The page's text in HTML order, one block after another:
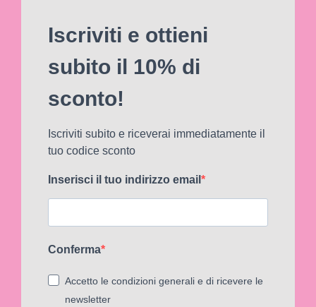
Iscriviti e ottieni
subito il 10% di
sconto!
Iscriviti subito e riceverai immediatamente il
tuo codice sconto
Inserisci il tuo indirizzo email
Conferma
Accetto le condizioni generali e di ricevere le
newsletter